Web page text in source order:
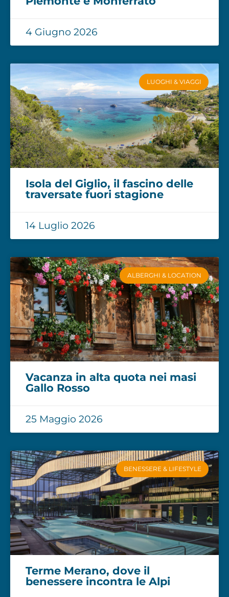
4 Giugno 2026
LUOGHI & VIAGGI
Isola del Giglio, il fascino delle
traversate fuori stagione
14 Luglio 2026
ALBERGHI & LOCATION
Vacanza in alta quota nei masi
Gallo Rosso
25 Maggio 2026
BENESSERE & LIFESTYLE
Terme Merano, dove il
benessere incontra le Alpi